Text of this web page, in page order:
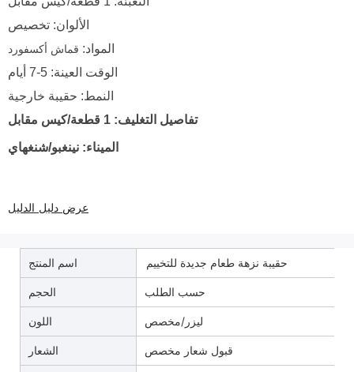
الألوان: تخصيص
المواد: قماش أكسفورد
الوقت العينة: 5-7 أيام
النمط: حقيبة خارجية
تفاصيل التغليف: 1 قطعة/كيس مقابل
الميناء: نينغبو/شنغهاي
عرض دليل الدليل
اسم المنتج حقيبة نزهة طعام جديدة للتخييم
حسب الطلب
ليزر/مخصص
قبول شعار مخصص